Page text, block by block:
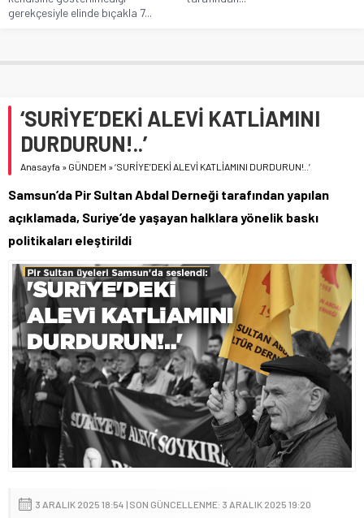
gerekçesiyle elinde bıçakla 7...
‘SURİYE’DEKİ ALEVİ KATLİAMINI
DURDURUN!..’
Anasayfa » GÜNDEM »‘SURİYE’DEKİ ALEVİ KATLİAMINI DURDURUN!..’
Samsun’da Pir Sultan Abdal Derneği tarafından yapılan
açıklamada, Suriye’de yaşayan halklara yönelik baskı
politikaları eleştirildi
3 ARALIK 2025 18:54 | SON GÜNCELLENME: 3 ARALIK 2025 19:20